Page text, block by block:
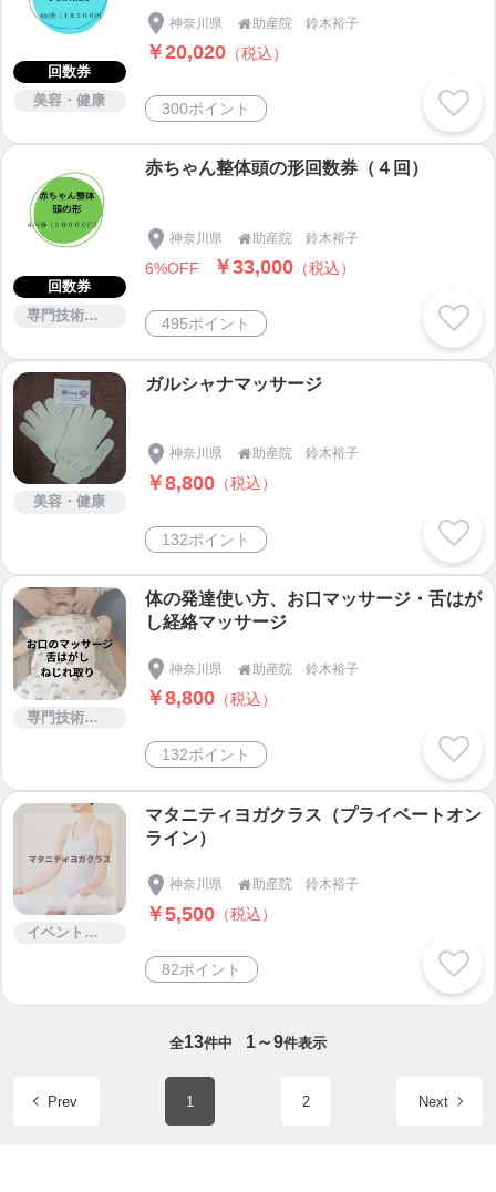
合わせてミルクの量のご相談
白斑しこり等乳房トラブルのケア・マッサージ
乳汁分泌UPのケア・マッサージ
▶https://ticket.tsuku2.jp/events-detail/122800016961
02
横浜市に住民票のある生後４ヵ月までの方は横浜市
事業「産後母子ケア」が受けられます
本院は産後母子ケア事業を受託しています
https://www.city.yokohama.lg.jp/kurashi/kosodate-kyo
iku/oyakokenko/ninshin/bonyuusoudan.html
....................................................................................
...........
《助産師相談（オンライン）》
▶https://ticket.tsuku2.jp/eventsDetail.php?ecd=3032
1400462044
....................................................................................
《関連サイト》
回数券
美容・健康
神奈川県 助産院 鈴木裕子
￥20,020 （税込）
300ポイント
回数券
専門技術サービス
赤ちゃん整体頭の形回数券（４回）
神奈川県 助産院 鈴木裕子
6%OFF ￥33,000 （税込）
495ポイント
美容・健康
ガルシャナマッサージ
神奈川県 助産院 鈴木裕子
￥8,800 （税込）
132ポイント
専門技術サービス
体の発達使い方、お口マッサージ・舌はが
し経絡マッサージ
神奈川県 助産院 鈴木裕子
￥8,800 （税込）
132ポイント
イベント・セミナー・交流会
マタニティヨガクラス（プライベートオン
ライン）
神奈川県 助産院 鈴木裕子
￥5,500 （税込）
82ポイント
全13件中 1～9件表示
Prev 1 2 Next